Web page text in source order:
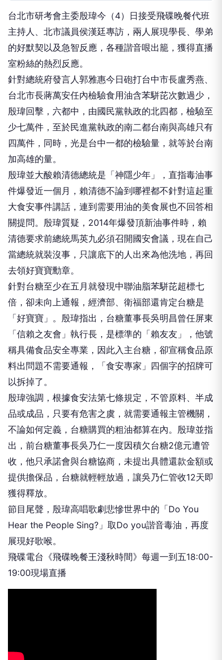
台北市研考會主委殷瑋今（4）日接受飛碟晚餐代班
主持人、北市議員侯漢廷專訪，兩人展現學長、學弟
的好默契以及急智反應，各種諧音哏出籠，獲得直播
室粉絲的熱烈反應。
針對總統府發言人郭雅惠今日砲打台中市長盧秀燕、
台北市長蔣萬安任內檢驗食用油含苯駢芘次數過少，
殷瑋回擊，六都中，由國民黨執政的北四都，檢驗至
少七萬件，至於民進黨執政的南二都台南與高雄只有
四萬件，同時，光是台中一都的檢驗量，就等於台南
加高雄的量。
殷瑋並大酸賴清德總統是「神隱少年」，直指毒油事
件爆發近一個月，賴清德不論到哪裡都不針對這起重
大食安事件講話，連到需要用油的美食展也不回答相
關提問。殷瑋質疑，2014年爆發頂新油事件時，賴
清德要求前總統馬英九必須召開國安會議，現在自己
當總統就裝沒事，只讓底下的人出來為他洗地，再回
去領好寶寶勳章。
針對台糖至少在五月就發現中聯油脂苯駢芘超標七
倍，卻未向上通報，經濟部、衛福部還肯定台糖是
「好寶寶」。殷瑋指出，台糖董事長吳明昌曾任屏東
「信賴之友會」執行長，是標準的「賴友友」，他號
稱具備食品安全專業，因此入主台糖，卻宣稱食品原
料出問題不需要通報，「食安專家」四個字的招牌可
以拆掉了。
殷瑋強調，根據食安法第七條規定，不管原料、半成
品或成品，只要有危害之虞，就需要通報主管機關，
不論如何定義，台糖購買的粗油都算在內。殷瑋並指
出，前台糖董事長吳乃仁一度因積欠台糖2億元遭管
收，他只承諾會與台糖協商，未提出具體還款金額或
提供擔保品，台糖就輕輕放過，讓吳乃仁管收12天即
獲得釋放。
節目尾聲，殷瑋高唱歌劇悲慘世界中的「Do You
Hear the People Sing?」取Do you諧音毒油，再度
展現好歌喉。
飛碟電台《飛碟晚餐王淺秋時間》每週一到五18:00-
19:00現場直播